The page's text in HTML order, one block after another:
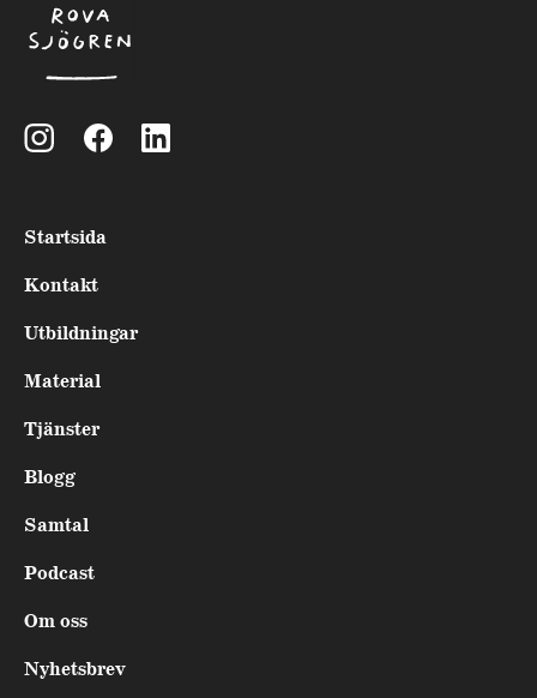
Startsida
Kontakt
Utbildningar
Material
Tjänster
Blogg
Samtal
Podcast
Om oss
Nyhetsbrev